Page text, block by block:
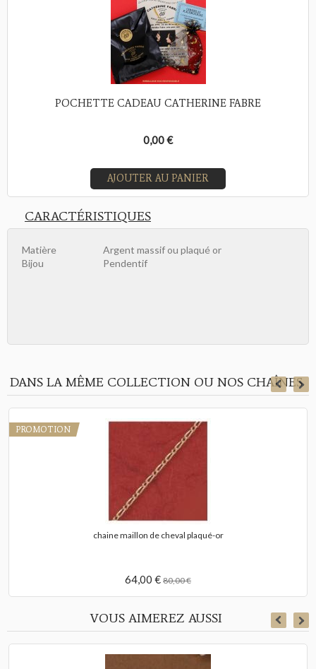
POCHETTE CADEAU CATHERINE FABRE
0,00 €
AJOUTER AU PANIER
CARACTÉRISTIQUES
Matière
Argent massif ou plaqué or
Bijou
Pendentif
DANS LA MÊME COLLECTION OU NOS CHAÎNES
PROMOTION
chaine maillon de cheval plaqué-or
64,00 € 80,00 €
VOUS AIMEREZ AUSSI